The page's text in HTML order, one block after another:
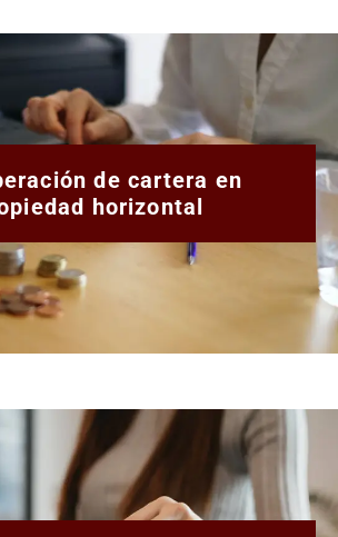
de cartera en
horizontal